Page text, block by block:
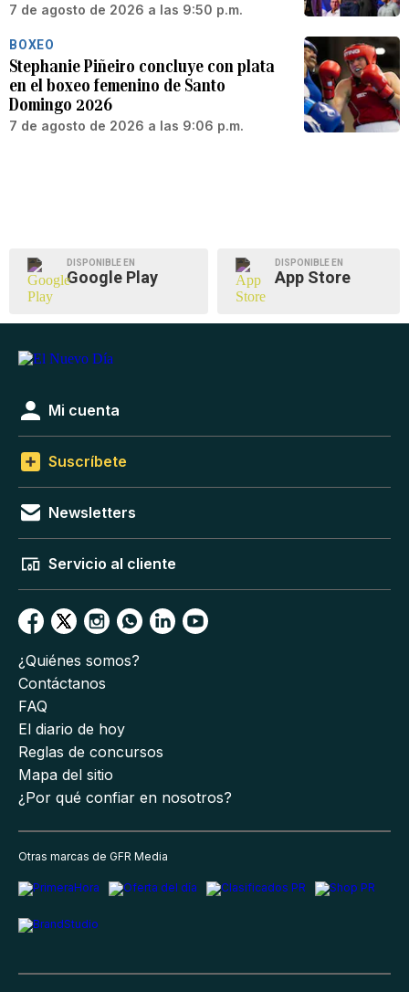
7 de agosto de 2026 a las 9:50 p.m.
BOXEO
Stephanie Piñeiro concluye con plata
en el boxeo femenino de Santo
Domingo 2026
7 de agosto de 2026 a las 9:06 p.m.
DISPONIBLE EN
Google Play
DISPONIBLE EN
App Store
Mi cuenta
Suscríbete
Newsletters
Servicio al cliente
¿Quiénes somos?
Contáctanos
FAQ
El diario de hoy
Reglas de concursos
Mapa del sitio
¿Por qué confiar en nosotros?
Otras marcas de GFR Media